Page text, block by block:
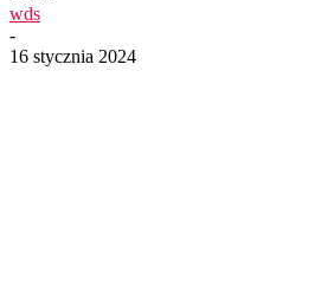
wds
-
16 stycznia 2024